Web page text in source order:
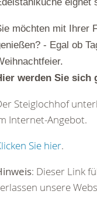
möchten mit Ihrer
- Egal ob
werden Sie sich
Steiglochhof
Internet-Angebot.
Sie hier.
: Dieser Link
unsere